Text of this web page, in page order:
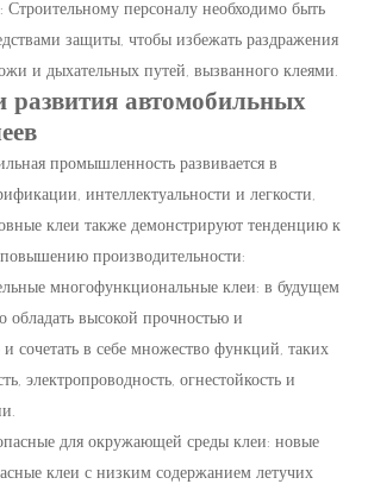
Строительному персоналу необходимо быть
защиты, чтобы избежать раздражения
и дыхательных путей, вызванного клеями.
развития автомобильных
промышленность развивается в
интеллектуальности и легкости,
клеи также демонстрируют тенденцию к
производительности:
многофункциональные клеи: в будущем
обладать высокой прочностью и
сочетать в себе множество функций, таких
электропроводность, огнестойкость и
для окружающей среды клеи: новые
клеи с низким содержанием летучих